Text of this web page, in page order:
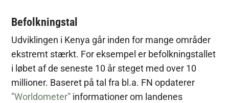
Befolkningstal
Udviklingen i Kenya går inden for mange områder
ekstremt stærkt. For eksempel er befolkningstallet
i løbet af de seneste 10 år steget med over 10
millioner. Baseret på tal fra bl.a. FN opdaterer
”Worldometer” informationer om landenes